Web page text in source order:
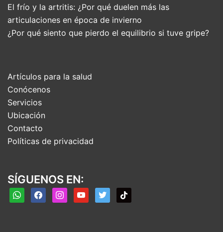
El frío y la artritis: ¿Por qué duelen más las
articulaciones en época de invierno
¿Por qué siento que pierdo el equilibrio si tuve gripe?
Artículos para la salud
Conócenos
Servicios
Ubicación
Contacto
Políticas de privacidad
SÍGUENOS EN:
whatsappfacebookinstagramyoutubetwitter tiktok